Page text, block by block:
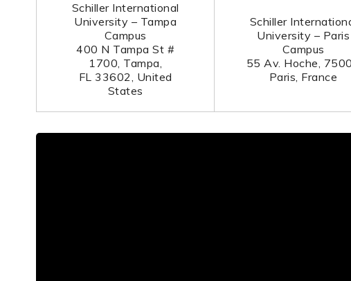
Schiller International
University – Tampa
Campus
400 N Tampa St #
1700, Tampa,
FL 33602, United
States
Schiller
University – Paris
Campus
55 Av. Hoche,
Paris, France